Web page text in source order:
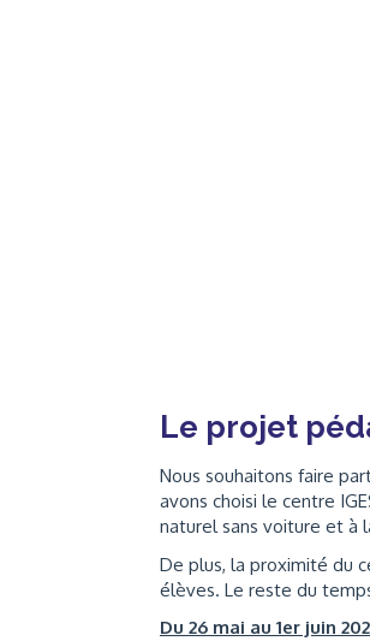
Le projet
Nous souhaitons faire
avons choisi le centre
naturel sans voiture et à
De plus, la proximité du
élèves. Le reste du
Du 26 mai au 1er juin